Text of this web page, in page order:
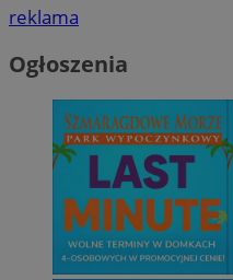
reklama
Ogłoszenia